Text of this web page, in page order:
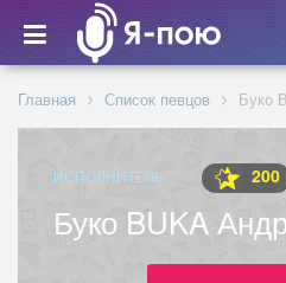
Главная Список певцов Буко
ИСПОЛНИТЕЛЬ 200
Буко BUKA